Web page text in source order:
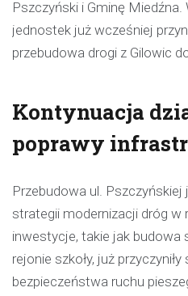
Pszczyński i Gminę Miedźna.
jednostek już wcześniej
przebudowa drogi z Gilowic
Kontynuacja
poprawy
Przebudowa ul.
strategii modernizacji dróg w
inwestycje, takie jak budowa
rejonie szkoły, już
bezpieczeństwa ruchu